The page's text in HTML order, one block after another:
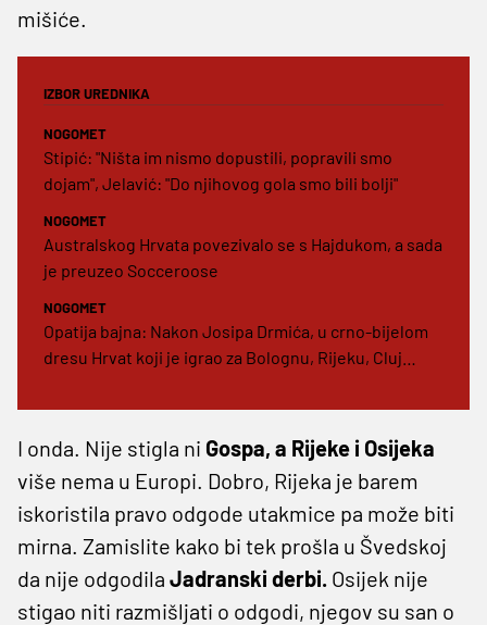
mišiće.
IZBOR UREDNIKA
NOGOMET
Stipić: "Ništa im nismo dopustili, popravili smo
dojam", Jelavić: "Do njihovog gola smo bili bolji"
NOGOMET
Australskog Hrvata povezivalo se s Hajdukom, a sada
je preuzeo Socceroose
NOGOMET
Opatija bajna: Nakon Josipa Drmića, u crno-bijelom
dresu Hrvat koji je igrao za Bolognu, Rijeku, Cluj…
I onda. Nije stigla ni Gospa, a Rijeke i Osijeka
više nema u Europi. Dobro, Rijeka je barem
iskoristila pravo odgode utakmice pa može biti
mirna. Zamislite kako bi tek prošla u Švedskoj
da nije odgodila Jadranski derbi. Osijek nije
stigao niti razmišljati o odgodi, njegov su san o